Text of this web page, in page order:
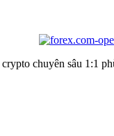
chuyên sâu 1:1